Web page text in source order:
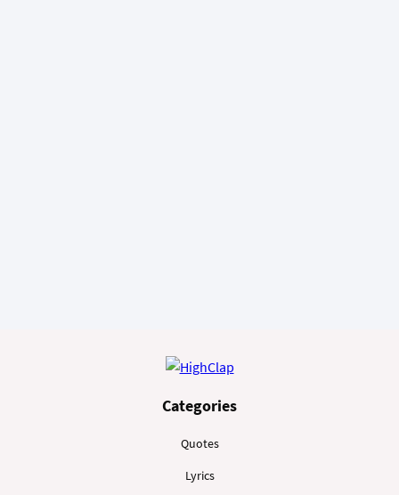
Categories
Quotes
Lyrics